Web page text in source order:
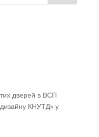
дверей в ВСП
КНУТД» у